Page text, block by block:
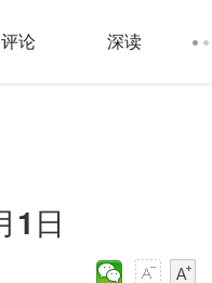
评论 深读
1日